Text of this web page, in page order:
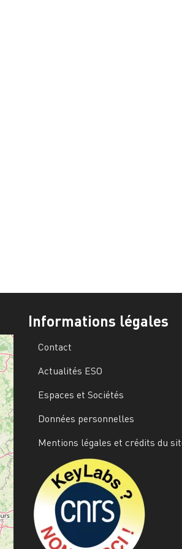
Informations légales
Contact
Actualités ESO
Espaces et Sociétés
Données personnelles
Mentions légales et crédits du